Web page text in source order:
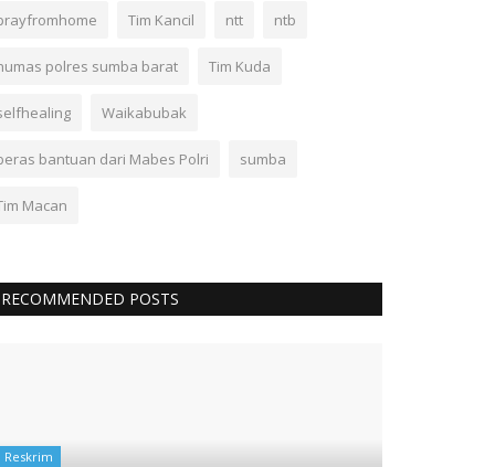
Tim Kancil ntt ntb
polres sumba barat Tim Kuda
Waikabubak
bantuan dari Mabes Polri sumba
Macan
RECOMMENDED POSTS
Reskrim